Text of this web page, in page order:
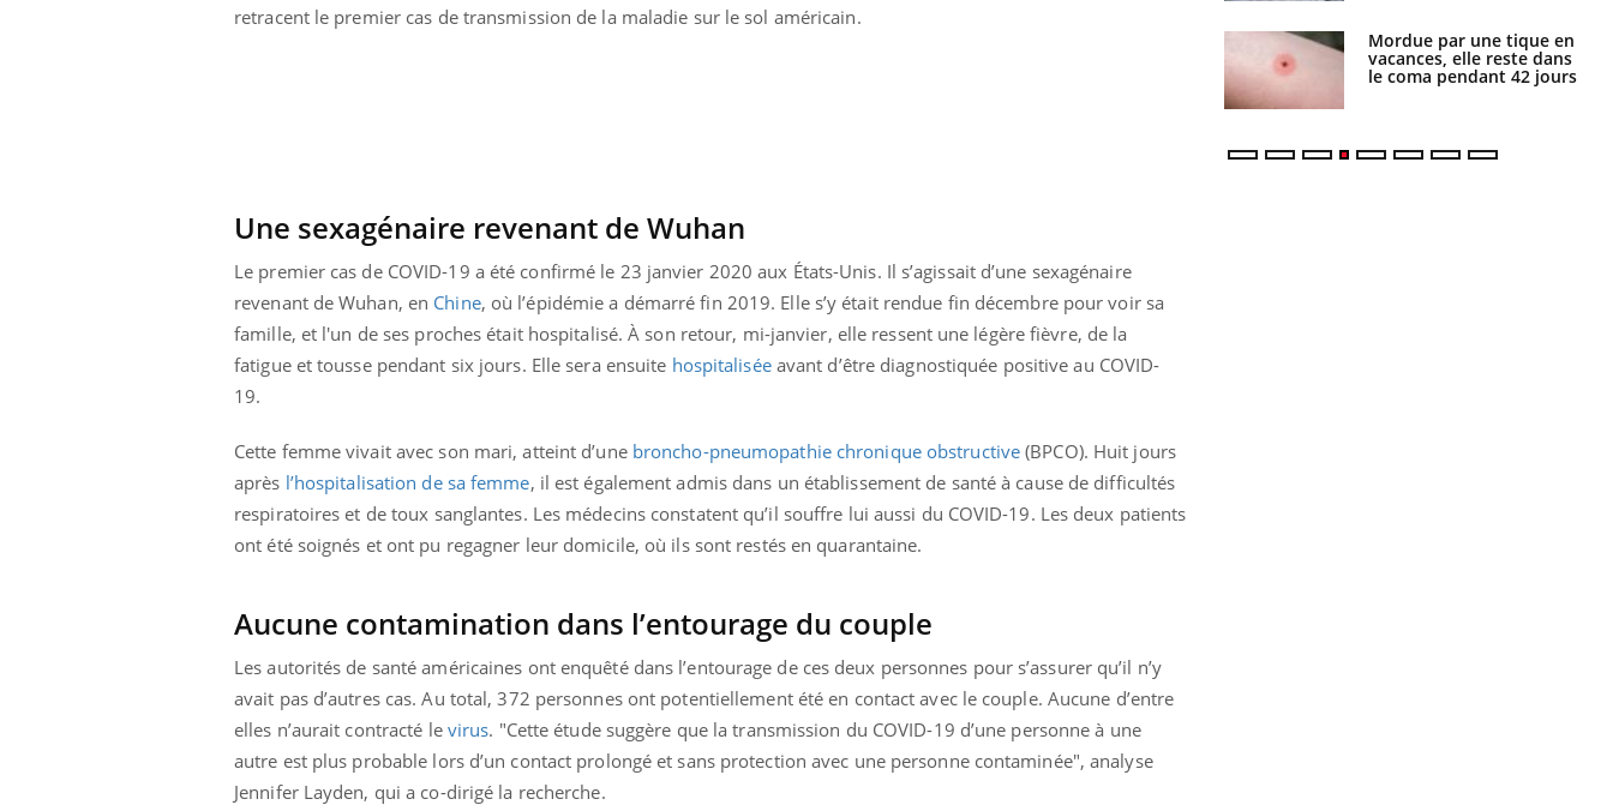
retracent le premier cas de transmission de la maladie sur le sol américain.
Une sexagénaire revenant de Wuhan
Le premier cas de COVID-19 a été confirmé le 23 janvier 2020 aux États-Unis. Il s’agissait d’une sexagénaire
revenant de Wuhan, en Chine, où l’épidémie a démarré fin 2019. Elle s’y était rendue fin décembre pour voir sa
famille, et l'un de ses proches était hospitalisé. À son retour, mi-janvier, elle ressent une légère fièvre, de la
fatigue et tousse pendant six jours. Elle sera ensuite hospitaliséeavant d’être diagnostiquée positive au COVID-
19.
Cette femme vivait avec son mari, atteint d’une broncho-pneumopathie chronique obstructive (BPCO). Huit jours
après l’hospitalisation de sa femme, il est également admis dans un établissement de santé à cause de difficultés
respiratoires et de toux sanglantes. Les médecins constatent qu’il souffre lui aussi du COVID-19. Les deux patients
ont été soignés et ont pu regagner leur domicile, où ils sont restés en quarantaine.
Aucune contamination dans l’entourage du couple
Les autorités de santé américaines ont enquêté dans l’entourage de ces deux personnes pour s’assurer qu’il n’y
avait pas d’autres cas. Au total, 372 personnes ont potentiellement été en contact avec le couple. Aucune d’entre
elles n’aurait contracté le virus. "Cette étude suggère que la transmission du COVID-19 d’une personne à une
autre est plus probable lors d’un contact prolongé et sans protection avec une personne contaminée", analyse
Jennifer Layden, qui a co-dirigé la recherche.
Mordue par une tique en
vacances, elle reste dans
le coma pendant 42 jours